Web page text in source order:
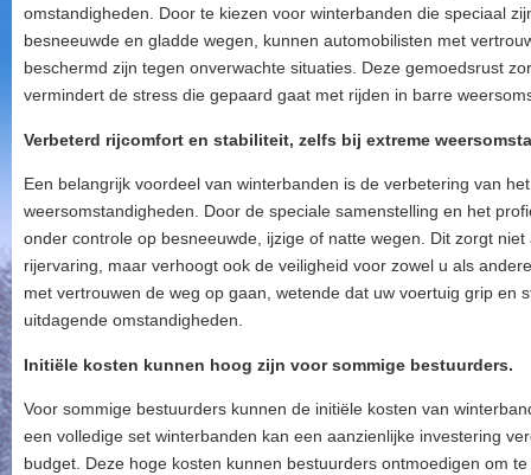
omstandigheden. Door te kiezen voor winterbanden die speciaal
besneeuwde en gladde wegen, kunnen automobilisten met
beschermd zijn tegen onverwachte situaties. Deze gemoedsrust
vermindert de stress die gepaard gaat met rijden in barre
Verbeterd rijcomfort en stabiliteit, zelfs bij extreme
Een belangrijk voordeel van winterbanden is de verbetering van
weersomstandigheden. Door de speciale samenstelling en het
onder controle op besneeuwde, ijzige of natte wegen. Dit zorgt
rijervaring, maar verhoogt ook de veiligheid voor zowel u als
met vertrouwen de weg op gaan, wetende dat uw voertuig grip en
uitdagende omstandigheden.
Initiële kosten kunnen hoog zijn voor sommige bestuurders.
Voor sommige bestuurders kunnen de initiële kosten van
een volledige set winterbanden kan een aanzienlijke investering
budget. Deze hoge kosten kunnen bestuurders ontmoedigen om